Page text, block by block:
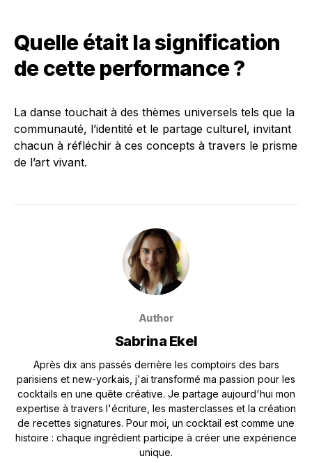
Quelle était la signification
de cette performance ?
La danse touchait à des thèmes universels tels que la
communauté, l’identité et le partage culturel, invitant
chacun à réfléchir à ces concepts à travers le prisme
de l’art vivant.
Author
Sabrina Ekel
Après dix ans passés derrière les comptoirs des bars
parisiens et new-yorkais, j'ai transformé ma passion pour les
cocktails en une quête créative. Je partage aujourd'hui mon
expertise à travers l'écriture, les masterclasses et la création
de recettes signatures. Pour moi, un cocktail est comme une
histoire : chaque ingrédient participe à créer une expérience
unique.